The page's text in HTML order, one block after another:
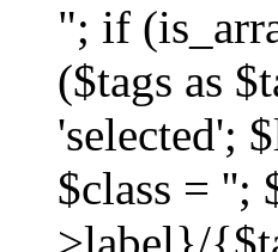
"; if
($tags as
'selected';
$class =